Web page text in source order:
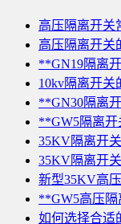
高压隔离开关
高压隔离开关
**GN19隔离
10kv隔离开关
**GN30隔离
**GW5隔离
35KV隔离开
35KV隔离开
新型35KV高
**GW5高压
如何选择合适